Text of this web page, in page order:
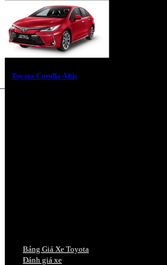
Toyota Corolla Altis
Bảng Giá Xe Toyota
Đánh giá xe